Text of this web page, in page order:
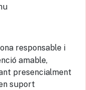
responsable i
amable,
presencialment
suport